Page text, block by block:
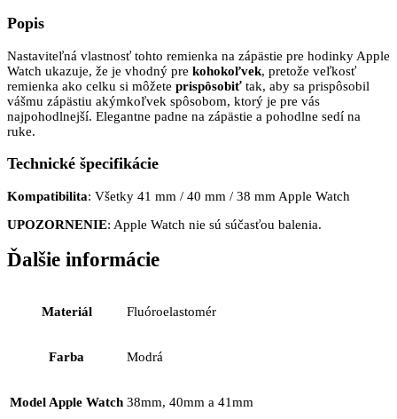
Popis
Nastaviteľná vlastnosť tohto remienka na zápästie pre hodinky Apple
Watch ukazuje, že je vhodný pre kohokoľvek, pretože veľkosť
remienka ako celku si môžete prispôsobiť tak, aby sa prispôsobil
vášmu zápästiu akýmkoľvek spôsobom, ktorý je pre vás
najpohodlnejší. Elegantne padne na zápästie a pohodlne sedí na
ruke.
Technické špecifikácie
Kompatibilita: Všetky 41 mm / 40 mm / 38 mm Apple Watch
UPOZORNENIE: Apple Watch nie sú súčasťou balenia.
Ďalšie informácie
Materiál Fluóroelastomér
Farba Modrá
Model Apple Watch 38mm, 40mm a 41mm